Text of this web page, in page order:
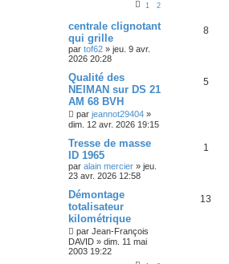
c
é
e
1 2
centrale clignotant
qui grille
par tof62 » jeu. 9 avr.
2026 20:28
8
Qualité des
NEIMAN sur DS 21
AM 68 BVH
par jeannot29404 »
dim. 12 avr. 2026 19:15
5
Tresse de masse
ID 1965
par alain mercier » jeu.
23 avr. 2026 12:58
1
Démontage
totalisateur
kilométrique
par Jean-François
DAVID » dim. 11 mai
2003 19:22
13